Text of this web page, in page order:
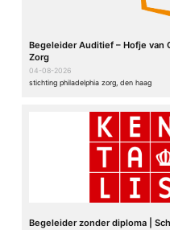
Begeleider Auditief – Hofje van
Zorg
04-08-2026
stichting philadelphia zorg, den haag
Begeleider zonder diploma |